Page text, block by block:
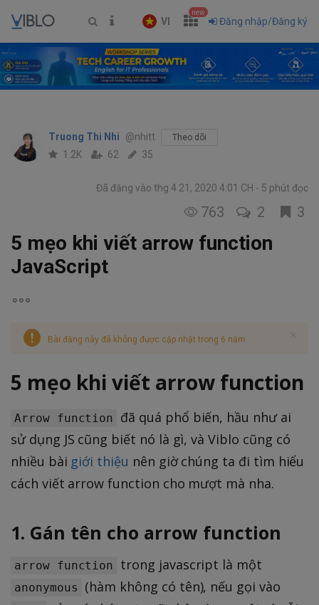
VI
new
Đăng nhập/Đăng ký
Truong Thi Nhi @nhitt Theo dõi
1.2K 62 35
Đã đăng vào thg 4 21, 2020 4:01 CH 5 phút đọc
763 2 3
5 mẹo khi viết arrow function
JavaScript
Bài đăng này đã không được cập nhật trong 6 năm
5 mẹo khi viết arrow function
Arrow function
đã quá phổ biến, hầu như ai
sử dụng JS cũng biết nó là gì, và Viblo cũng có
nhiều bài giới thiệu nên giờ chúng ta đi tìm hiểu
cách viết arrow function cho mượt mà nha.
1. Gán tên cho arrow function
arrow function trong javascript là một
anonymous (hàm không có tên), nếu gọi vào